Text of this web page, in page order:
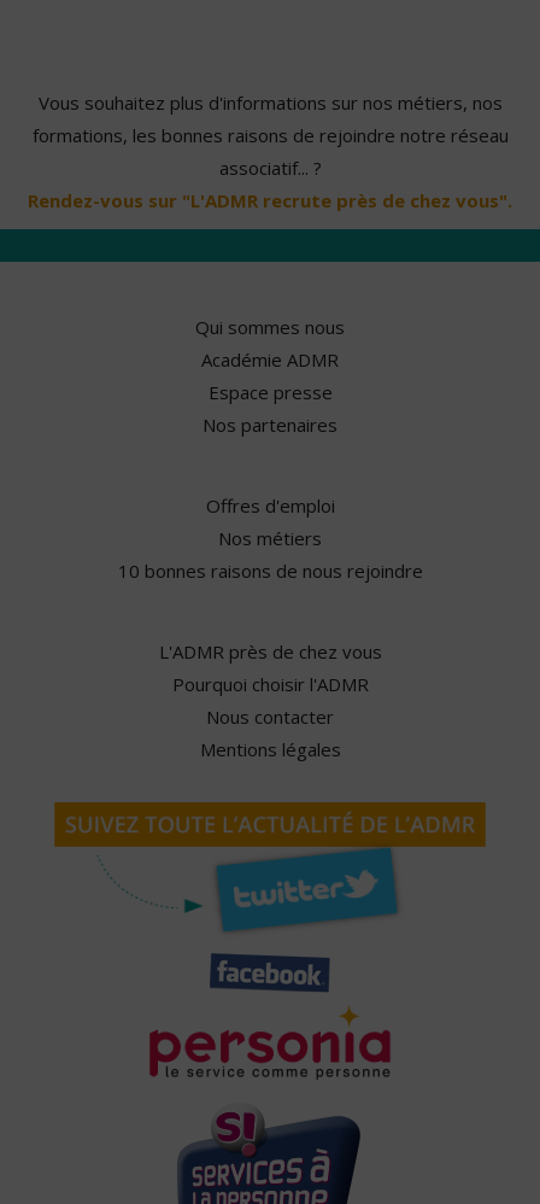
Vous souhaitez plus d'informations sur nos métiers, nos
formations, les bonnes raisons de rejoindre notre réseau
associatif... ?
Rendez-vous sur "L'ADMR recrute près de chez vous".
Qui sommes nous
Académie ADMR
Espace presse
Nos partenaires
Offres d'emploi
Nos métiers
10 bonnes raisons de nous rejoindre
L'ADMR près de chez vous
Pourquoi choisir l'ADMR
Nous contacter
Mentions légales